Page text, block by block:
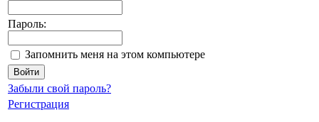
Пароль:
Запомнить меня на этом компьютере
Забыли свой пароль?
Регистрация